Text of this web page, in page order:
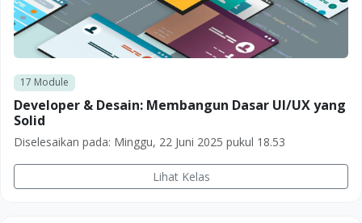
17 Module
Developer & Desain: Membangun Dasar UI/UX yang
Solid
Diselesaikan pada: Minggu, 22 Juni 2025 pukul 18.53
Lihat Kelas